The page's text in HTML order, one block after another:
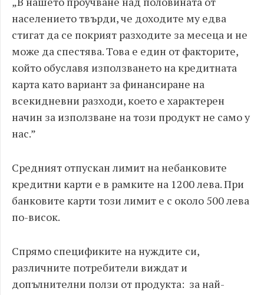
населението твърди, че доходите му едва
стигат да се покрият разходите за месеца и не
може да спестява. Това е един от факторите,
който обуславя използването на кредитната
карта като вариант за финансиране на
всекидневни разходи, което е характерен
начин за използване на този продукт не само у
нас.”
Средният отпускан лимит на небанковите
кредитни карти е в рамките на 1200 лева. При
банковите карти този лимит е с около 500 лева
по-висок.
Спрямо спецификите на нуждите си,
различните потребители виждат и
допълнителни ползи от продукта: за най-